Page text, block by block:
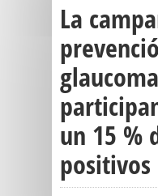
La
un 15 %
positivos